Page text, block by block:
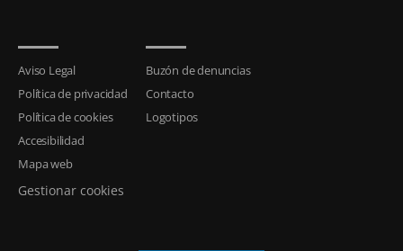
Aviso Legal
Política de privacidad
Política de cookies
Accesibilidad
Mapa web
Gestionar cookies
Buzón de denuncias
Contacto
Logotipos